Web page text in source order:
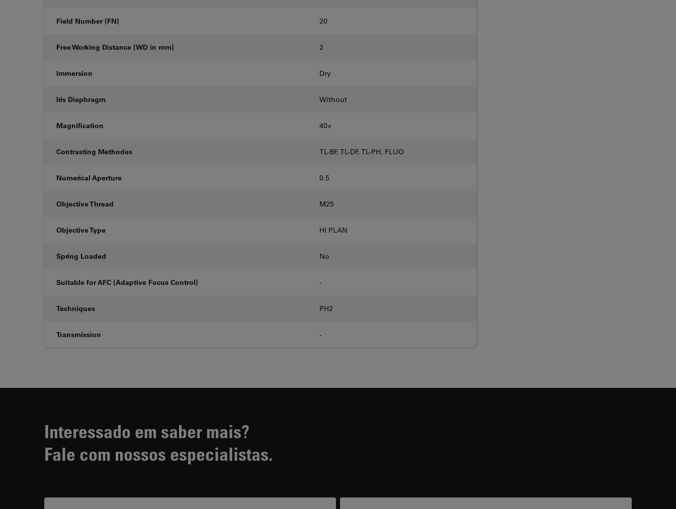
Field Number (FN) 20
Free Working Distance (WD in mm) 2
Immersion Dry
Iris Diaphragm Without
Magnification 40⨉
Contrasting Methodes TL-BF, TL-DF, TL-PH, FLUO
Numerical Aperture 0.5
Objective Thread M25
Objective Type HI PLAN
Spring Loaded No
Suitable for AFC (Adaptive Focus Control) -
Techniques PH2
Transmission -
Interessado em saber mais?
Fale com nossos especialistas.